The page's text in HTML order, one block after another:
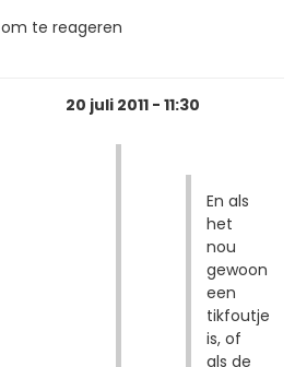
om te reageren
20 juli 2011 - 11:30
En als
het
nou
gewoon
een
tikfoutje
is, of
als de